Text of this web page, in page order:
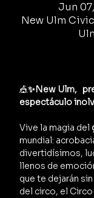
Jun
New Ulm
🎪✨New Ulm,
espectáculo
Vive la magia del
mundial:
divertidísimos,
llenos de
que te dejarán
del circo, el